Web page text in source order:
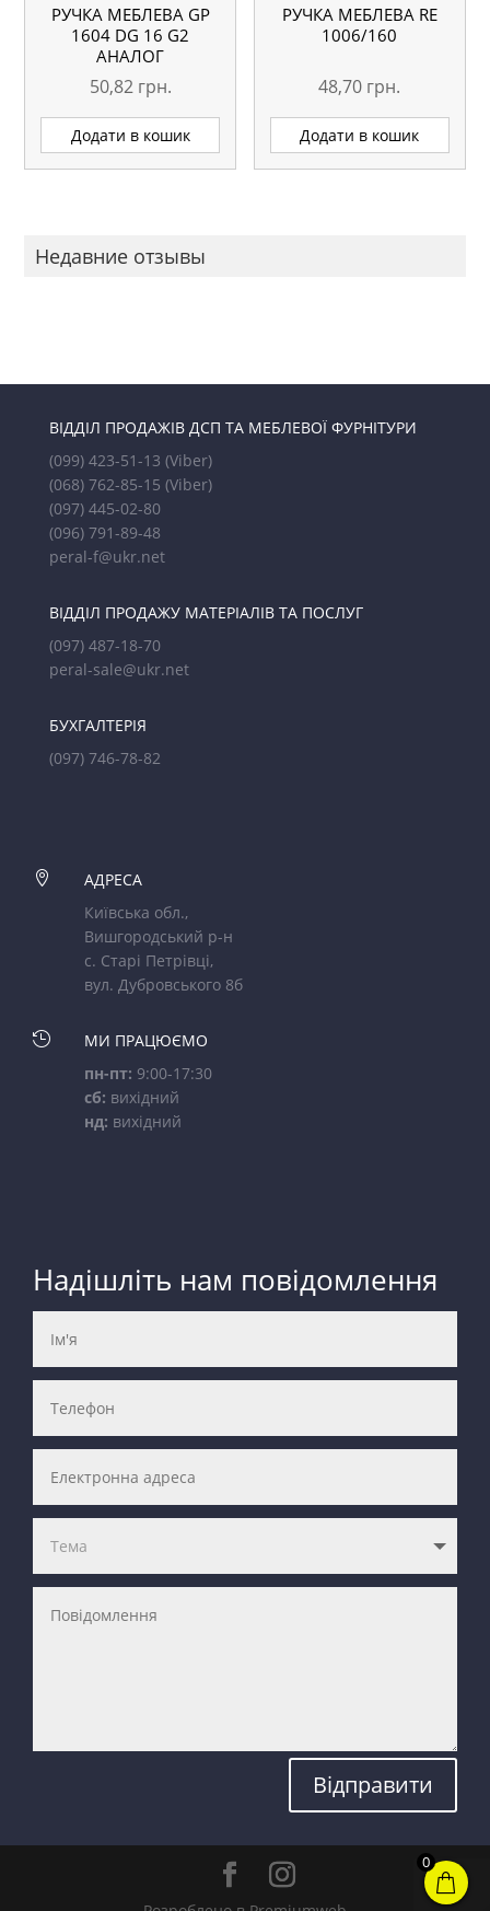
РУЧКА МЕБЛЕВА GP
1604 DG 16 G2
АНАЛОГ
50,82 грн.
Додати в кошик
РУЧКА МЕБЛЕВА RE
1006/160
48,70 грн.
Додати в кошик
Недавние отзывы
ВІДДІЛ ПРОДАЖІВ ДСП ТА МЕБЛЕВОЇ ФУРНІТУРИ
(099) 423-51-13 (Viber)
(068) 762-85-15 (Viber)
(097) 445-02-80
(096) 791-89-48
peral-f@ukr.net
ВІДДІЛ ПРОДАЖУ МАТЕРІАЛІВ ТА ПОСЛУГ
(097) 487-18-70
peral-sale@ukr.net
БУХГАЛТЕРІЯ
(097) 746-78-82

АДРЕСА
Київська обл.,
Вишгородський р-н
с. Старі Петрівці,
вул. Дубровського 8б

МИ ПРАЦЮЄМО
пн-пт: 9:00-17:30
сб: вихідний
нд: вихідний
Надішліть нам повідомлення
Відправити
0